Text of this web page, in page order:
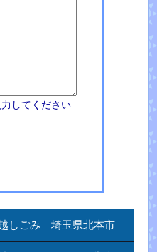
してください
しごみ 埼玉県北本市